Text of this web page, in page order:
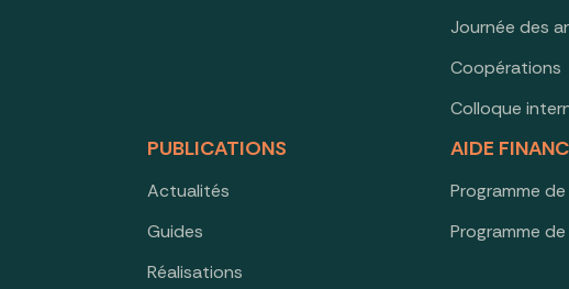
Journée des
Coopérations
Colloque
PUBLICATIONS
Actualités
Guides
Réalisations
AIDE
Programme
Programme